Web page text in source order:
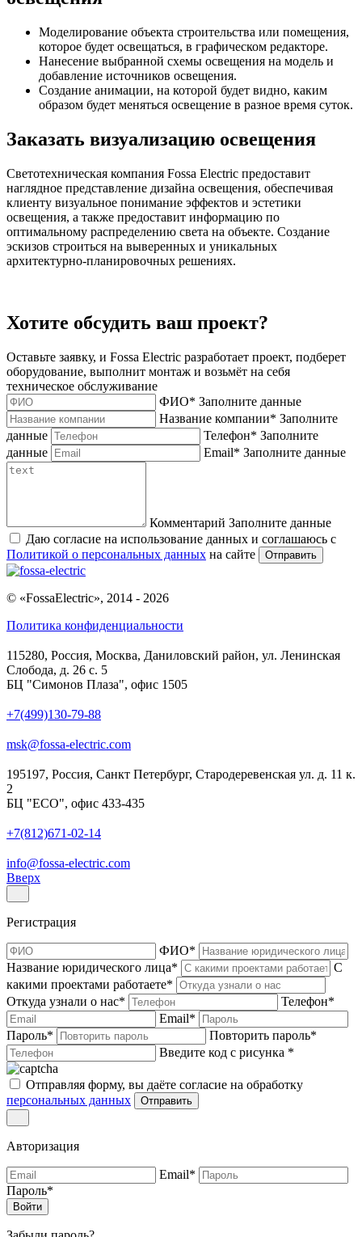
Моделирование объекта строительства или помещения,
которое будет освещаться, в графическом редакторе.
Нанесение выбранной схемы освещения на модель и
добавление источников освещения.
Создание анимации, на которой будет видно, каким
образом будет меняться освещение в разное время суток.
Заказать визуализацию освещения
Светотехническая компания Fossa Electric предоставит
наглядное представление дизайна освещения, обеспечивая
клиенту визуальное понимание эффектов и эстетики
освещения, а также предоставит информацию по
оптимальному распределению света на объекте. Создание
эскизов строиться на выверенных и уникальных
архитектурно-планировочных решениях.
Хотите обсудить ваш проект?
Оставьте заявку, и Fossa Electric разработает проект, подберет
оборудование, выполнит монтаж и возьмёт на себя
техническое обслуживание
ФИО* Заполните данные
Название компании* Заполните
данные
Телефон* Заполните
данные
Email* Заполните данные
Комментарий Заполните данные
Даю согласие на использование данных и соглашаюсь с
Политикой о персональных данных на сайте Отправить
© «FossaElectric», 2014 - 2026
Политика конфиденциальности
115280, Россия, Москва, Даниловский район, ул. Ленинская
Слобода, д. 26 с. 5
БЦ "Симонов Плаза", офис 1505
+7(499)130-79-88
msk@fossa-electric.com
195197, Россия, Санкт Петербург, Стародеревенская ул. д. 11 к.
2
БЦ "ECO", офис 433-435
+7(812)671-02-14
info@fossa-electric.com
Вверх
Регистрация
ФИО*
Название юридического лица*
С
какими проектами работаете*
Откуда узнали о нас* Телефон*
Email*
Пароль* Повторить пароль*
Введите код с рисунка *
Отправляя форму, вы даёте согласие на обработку
персональных данных
Отправить
Авторизация
Email*
Пароль*
Войти